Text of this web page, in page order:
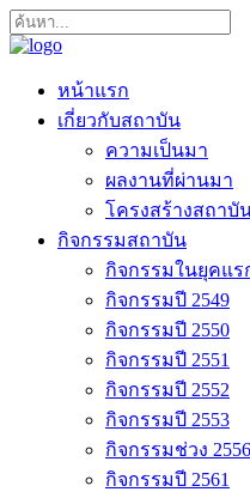
หน้าแรก
เกี่ยวกับสถาบัน
ความเป็นมา
ผลงานที่ผ่านมา
โครงสร้างสถาบั
กิจกรรมสถาบัน
กิจกรรมในยุคแร
กิจกรรมปี 2549
กิจกรรมปี 2550
กิจกรรมปี 2551
กิจกรรมปี 2552
กิจกรรมปี 2553
กิจกรรมช่วง
กิจกรรมปี 2561